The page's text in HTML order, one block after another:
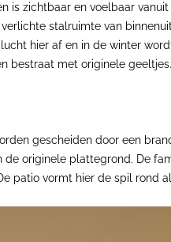
is zichtbaar en voelbaar
stalruimte van
hier af en in de winter
bestraat met originele geeltjes.
gescheiden door een
de originele plattegrond. De
patio vormt hier de spil rond